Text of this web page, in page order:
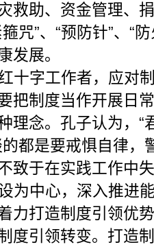
救助、资金管理、
咒”、“预防针”、“
发展。
十字工作者，应对
把制度当作开展日
理念。孔子认为，“
的都是要戒惧自律
致于在实践工作中
为中心，深入推进
力打造制度引领优
度引领转变。打造